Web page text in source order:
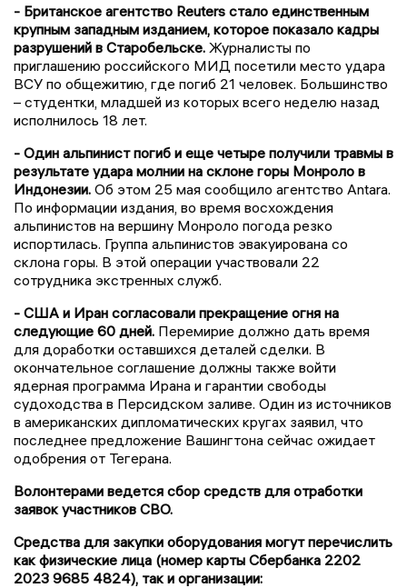
- Британское агентство Reuters стало единственным
крупным западным изданием, которое показало кадры
разрушений в Старобельске. Журналисты по
приглашению российского МИД посетили место удара
ВСУ по общежитию, где погиб 21 человек. Большинство
– студентки, младшей из которых всего неделю назад
исполнилось 18 лет.
- Один альпинист погиб и еще четыре получили травмы в
результате удара молнии на склоне горы Монроло в
Индонезии. Об этом 25 мая сообщило агентство Antara.
По информации издания, во время восхождения
альпинистов на вершину Монроло погода резко
испортилась. Группа альпинистов эвакуирована со
склона горы. В этой операции участвовали 22
сотрудника экстренных служб.
- США и Иран согласовали прекращение огня на
следующие 60 дней. Перемирие должно дать время
для доработки оставшихся деталей сделки. В
окончательное соглашение должны также войти
ядерная программа Ирана и гарантии свободы
судоходства в Персидском заливе. Один из источников
в американских дипломатических кругах заявил, что
последнее предложение Вашингтона сейчас ожидает
одобрения от Тегерана.
Волонтерами ведется сбор средств для отработки
заявок участников СВО.
Средства для закупки оборудования могут перечислить
как физические лица (номер карты Сбербанка 2202
2023 9685 4824), так и организации: